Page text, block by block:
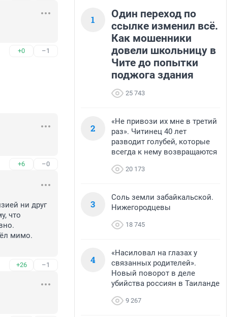
+0 –1
+6 –0
ни друг
что
мимо.
+26 –1
1
Один переход по
ссылке изменил всё.
Как мошенники
довели школьницу в
Чите до попытки
поджога здания
25 743
2
«Не привози их мне в третий
раз». Читинец 40 лет
разводит голубей, которые
всегда к нему возвращаются
20 173
3
Соль земли забайкальской.
Нижегородцевы
18 745
4
«Насиловал на глазах у
связанных родителей».
Новый поворот в деле
убийства россиян в Таиланде
9 267